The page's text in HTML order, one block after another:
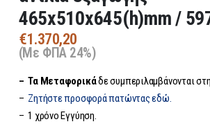
465x510x645(h)mm /
€1.370,20
(Με ΦΠΑ 24%)
– Τα Μεταφορικάδε συμπεριλαμβάνονται
– Ζητήστε προσφορά πατώντας εδώ.
– 1 χρόνο Εγγύηση.